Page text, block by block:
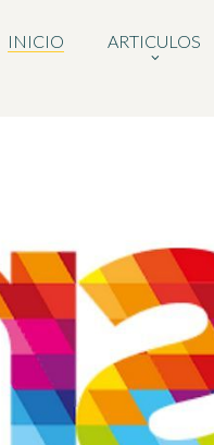
INICIO ARTICULOS